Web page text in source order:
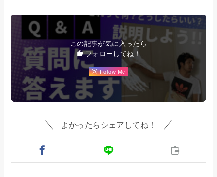
この記事が気に入ったら
フォローしてね！
Follow Me
よかったらシェアしてね！